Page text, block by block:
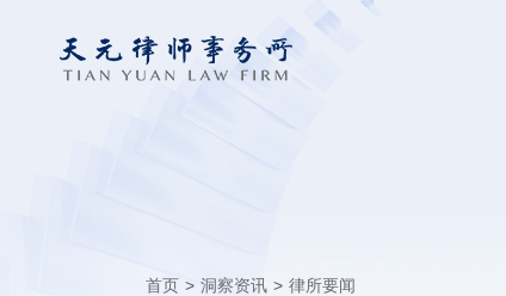
首页 > 洞察资讯 > 律所要闻